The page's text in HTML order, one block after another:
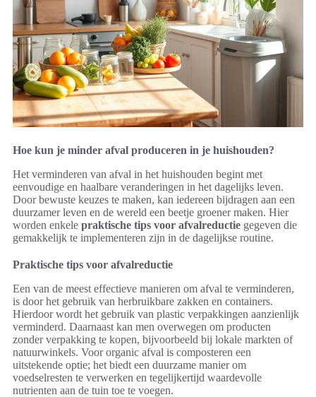
Hoe kun je minder afval produceren in je huishouden?
Het verminderen van afval in het huishouden begint met
eenvoudige en haalbare veranderingen in het dagelijks leven.
Door bewuste keuzes te maken, kan iedereen bijdragen aan een
duurzamer leven en de wereld een beetje groener maken. Hier
worden enkele praktische tips voor afvalreductie gegeven die
gemakkelijk te implementeren zijn in de dagelijkse routine.
Praktische tips voor afvalreductie
Een van de meest effectieve manieren om afval te verminderen,
is door het gebruik van herbruikbare zakken en containers.
Hierdoor wordt het gebruik van plastic verpakkingen aanzienlijk
verminderd. Daarnaast kan men overwegen om producten
zonder verpakking te kopen, bijvoorbeeld bij lokale markten of
natuurwinkels. Voor organic afval is composteren een
uitstekende optie; het biedt een duurzame manier om
voedselresten te verwerken en tegelijkertijd waardevolle
nutrienten aan de tuin toe te voegen.